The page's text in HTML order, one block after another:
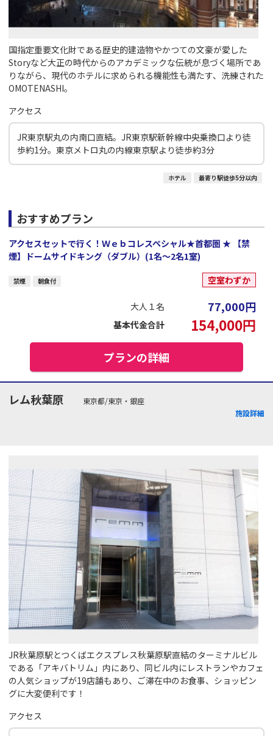
国指定重要文化財である歴史的建造物やかつての文豪が愛した
Storyなど大正の時代からのアカデミックな伝統が息づく場所であ
りながら、現代のホテルに求められる機能性も満たす、洗練された
OMOTENASHI。
アクセス
JR東京駅丸の内南口直結。JR東京駅新幹線中央乗換口より徒
歩約1分。東京メトロ丸の内線東京駅より徒歩約3分
ホテル 最寄り駅徒歩5分以内
おすすめプラン
アクセスセットで行く！Ｗｅｂコレスペシャル★首都圏 ★ 【禁
煙】ドームサイドキング（ダブル）(1名～2名1室)
禁煙 朝食付 空室わずか
大人１名 77,000円
基本代金合計 154,000円
プランの詳細
レム秋葉原
東京都/東京・銀座
施設詳細
JR秋葉原駅とつくばエクスプレス秋葉原駅直結のターミナルビル
である「アキバトリム」内にあり、同ビル内にレストランやカフェ
の人気ショップが19店舗もあり、ご滞在中のお食事、ショッピン
グに大変便利です！
アクセス